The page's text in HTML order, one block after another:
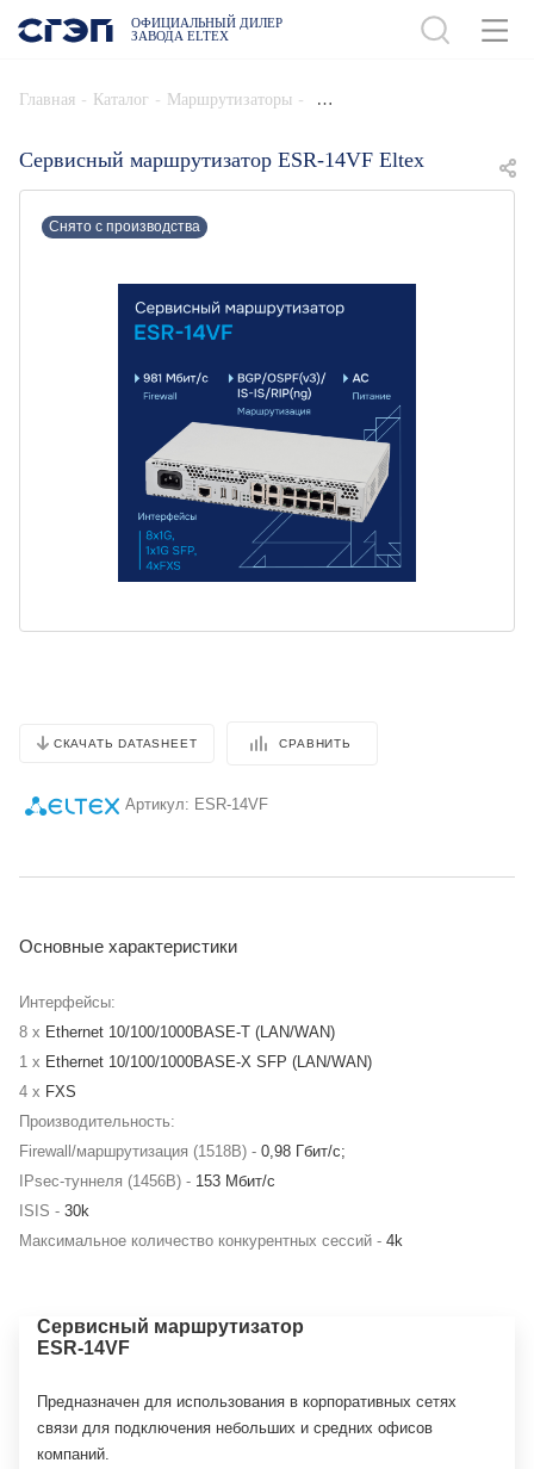
ОФИЦИАЛЬНЫЙ ДИЛЕР
ЗАВОДА ELTEX
Главная - Каталог - Маршрутизаторы -
Сервисный маршрутизатор ESR-14VF Eltex
Снято с производства
СКАЧАТЬ DATASHEET СРАВНИТЬ
Артикул: ESR-14VF
Основные характеристики
Интерфейсы:
8 x Ethernet 10/100/1000BASE-T (LAN/WAN)
1 x Ethernet 10/100/1000BASE-X SFP (LAN/WAN)
4 x FXS
Производительность:
Firewall/маршрутизация (1518B) - 0,98 Гбит/c;
IPsec-туннеля (1456В) - 153 Мбит/c
ISIS - 30k
Максимальное количество конкурентных сессий - 4k
Сервисный маршрутизатор
ESR-14VF
Предназначен для использования в корпоративных сетях
связи для подключения небольших и средних офисов
компаний.